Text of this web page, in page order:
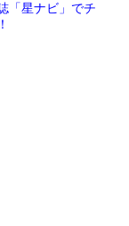
「星ナビ」でチ